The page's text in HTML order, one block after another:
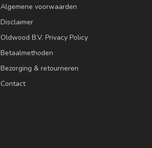
Algemene voorwaarden
Disclaimer
Oldwood B.V. Privacy Policy
Betaalmethoden
Bezorging & retourneren
Contact